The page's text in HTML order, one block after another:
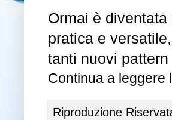
Ormai è diventata
pratica e
tanti nuovi
Continua a leggere
Riproduzione